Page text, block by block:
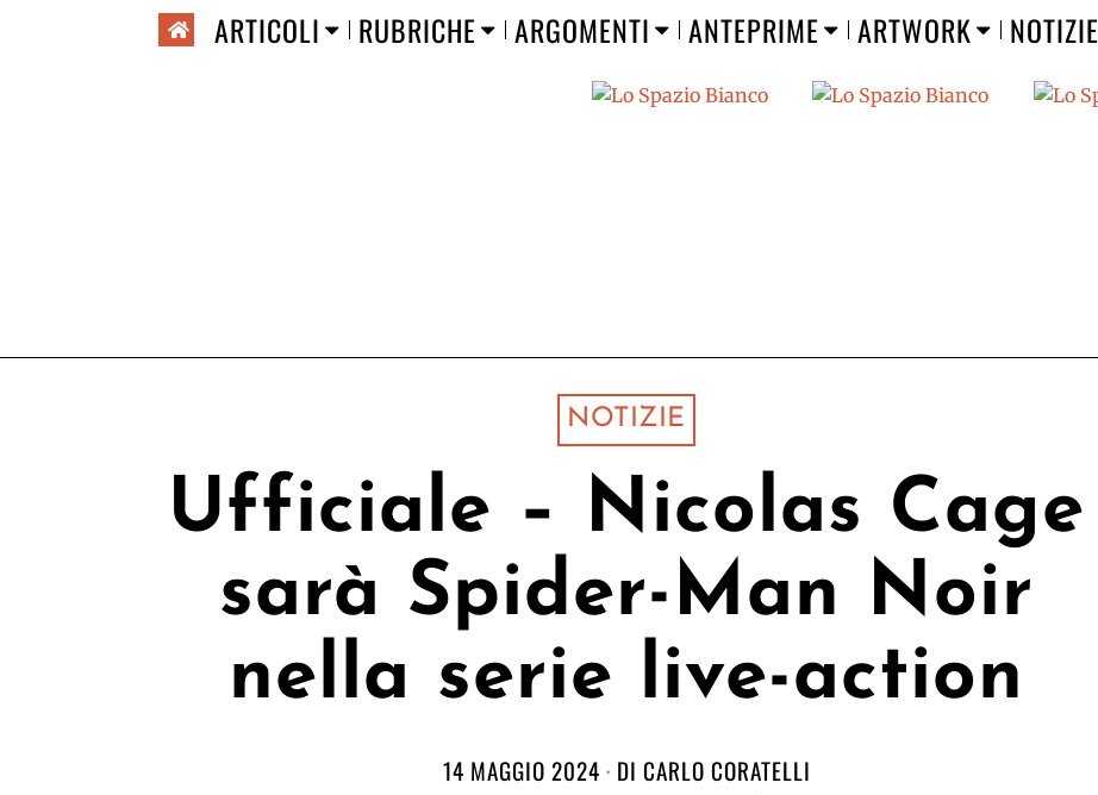
ARTICOLI RUBRICHE ARGOMENTI ANTEPRIME ARTWORK NOTIZIE
NOTIZIE
Ufficiale – Nicolas Cage
sarà Spider-Man Noir
nella serie live-action
14 MAGGIO 2024 DI CARLO CORATELLI